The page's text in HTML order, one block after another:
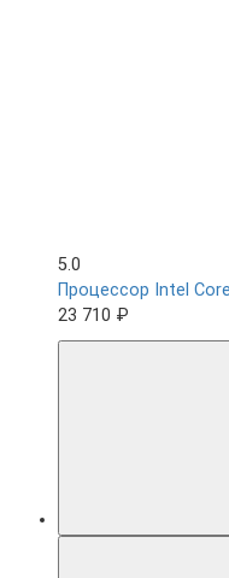
5.0
Процессор Intel
23 710 ₽